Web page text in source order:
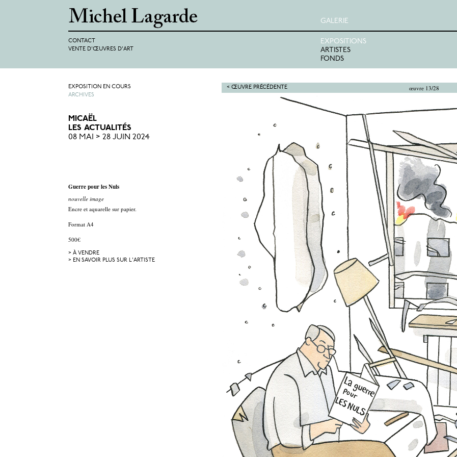
GALERIE
EXPOSITIONS
ARTISTES
FONDS
CONTACT
VENTE D'ŒUVRES D'ART
œuvre 13/28
< ŒUVRE PRÉCÉDENTE
EXPOSITION EN COURS
ARCHIVES
MICAËL
LES ACTUALITÉS
08 MAI > 28 JUIN 2024
Guerre pour les Nuls
nouvelle image
Encre et aquarelle sur papier.
Format A4
500€
> À VENDRE
> EN SAVOIR PLUS SUR L'ARTISTE